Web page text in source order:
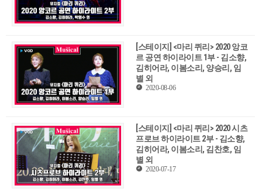
[스테이지] <마리 퀴리> 2020 앙코
르 공연 하이라이트 1부 - 김소향,
김히어라, 이봄소리, 양승리, 임
별 외
2020-08-06
[스테이지] <마리 퀴리> 2020 시츠
프로브 하이라이트 2부 - 김소향,
김히어라, 이봄소리, 김찬호, 임
별 외
2020-07-17